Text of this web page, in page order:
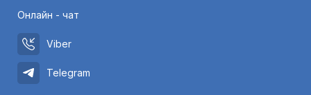
Онлайн - чат
Viber
Telegram